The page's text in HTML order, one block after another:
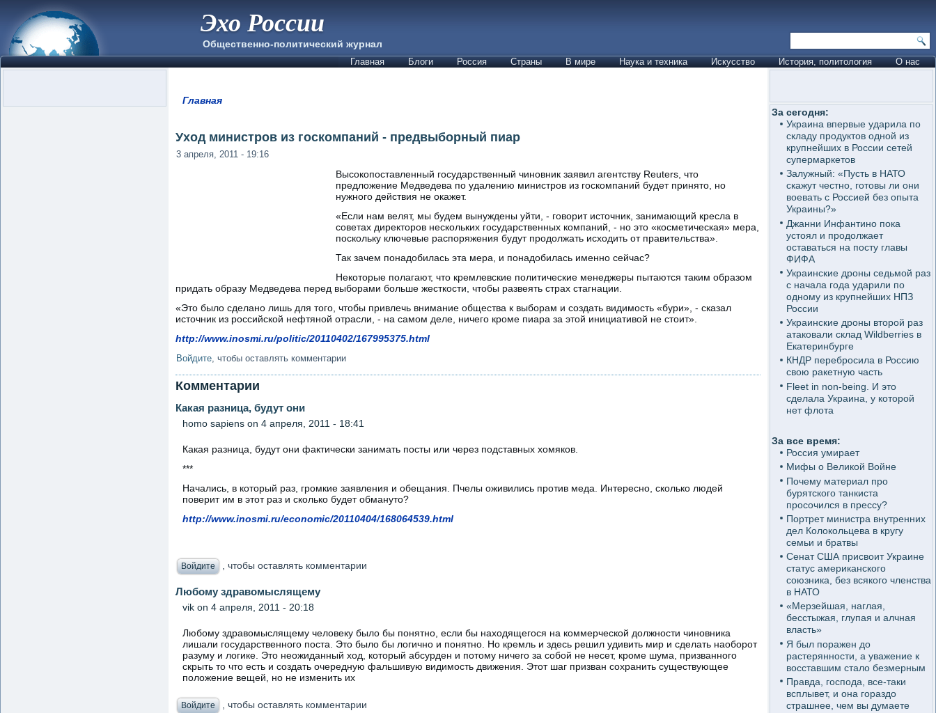
Эхо России
Общественно-политический журнал
Главная Блоги Россия Страны В мире Наука и техника Искусство История, политология О нас
Главная
Уход министров из госкомпаний - предвыборный пиар
3 апреля, 2011 - 19:16
Высокопоставленный государственный чиновник заявил агентству Reuters, что
предложение Медведева по удалению министров из госкомпаний будет принято, но
нужного действия не окажет.
«Если нам велят, мы будем вынуждены уйти, - говорит источник, занимающий кресла в
советах директоров нескольких государственных компаний, - но это «косметическая» мера,
поскольку ключевые распоряжения будут продолжать исходить от правительства».
Так зачем понадобилась эта мера, и понадобилась именно сейчас?
Некоторые полагают, что кремлевские политические менеджеры пытаются таким образом
придать образу Медведева перед выборами больше жесткости, чтобы развеять страх стагнации.
«Это было сделано лишь для того, чтобы привлечь внимание общества к выборам и создать видимость «бури», - сказал
источник из российской нефтяной отрасли, - на самом деле, ничего кроме пиара за этой инициативой не стоит».
http://www.inosmi.ru/politic/20110402/167995375.html
Войдите , чтобы оставлять комментарии
Комментарии
Какая разница, будут они
homo sapiens on 4 апреля, 2011 - 18:41
Какая разница, будут они фактически занимать посты или через подставных хомяков.
***
Начались, в который раз, громкие заявления и обещания. Пчелы оживились против меда. Интересно, сколько людей
поверит им в этот раз и сколько будет обмануто?
http://www.inosmi.ru/economic/20110404/168064539.html
Войдите , чтобы оставлять комментарии
Любому здравомыслящему
vik on 4 апреля, 2011 - 20:18
Любому здравомыслящему человеку было бы понятно, если бы находящегося на коммерческой должности чиновника
лишали государственного поста. Это было бы логично и понятно. Но кремль и здесь решил удивить мир и сделать наоборот
разуму и логике. Это неожиданный ход, который абсурден и потому ничего за собой не несет, кроме шума, призванного
скрыть то что есть и создать очередную фальшивую видимость движения. Этот шаг призван сохранить существующее
положение вещей, но не изменить их
Войдите , чтобы оставлять комментарии
За сегодня:
Украина впервые ударила по
складу продуктов одной из
крупнейших в России сетей
супермаркетов
Залужный: «Пусть в НАТО
скажут честно, готовы ли они
воевать с Россией без опыта
Украины?»
Джанни Инфантино пока
устоял и продолжает
оставаться на посту главы
ФИФА
Украинские дроны седьмой раз
с начала года ударили по
одному из крупнейших НПЗ
России
Украинские дроны второй раз
атаковали склад Wildberries в
Екатеринбурге
КНДР перебросила в Россию
свою ракетную часть
Fleet in non-being. И это
сделала Украина, у которой
нет флота
За все время:
Россия умирает
Мифы о Великой Войне
Почему материал про
бурятского танкиста
просочился в прессу?
Портрет министра внутренних
дел Колокольцева в кругу
семьи и братвы
Сенат США присвоит Украине
статус американского
союзника, без всякого членства
в НАТО
«Мерзейшая, наглая,
бесстыжая, глупая и алчная
власть»
Я был поражен до
растерянности, а уважение к
восставшим стало безмерным
Правда, господа, все-таки
всплывет, и она гораздо
страшнее, чем вы думаете